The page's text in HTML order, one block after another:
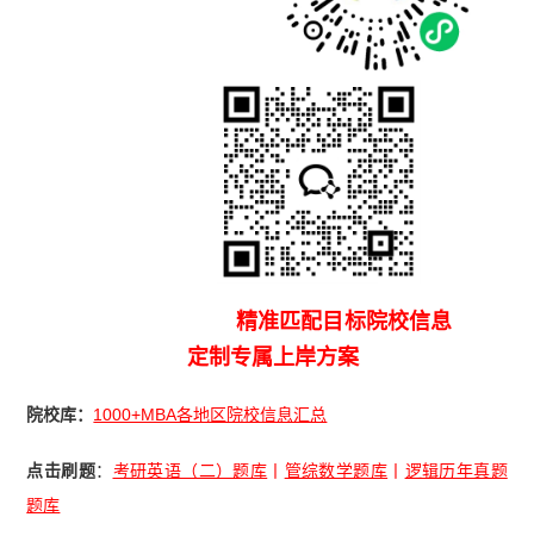
精准匹配目标院校信息
定制专属上岸方案
院校库： 1000+MBA各地区院校信息汇总
点击刷题： 考研英语（二）题库 管综数学题库
逻辑历年真题
题库